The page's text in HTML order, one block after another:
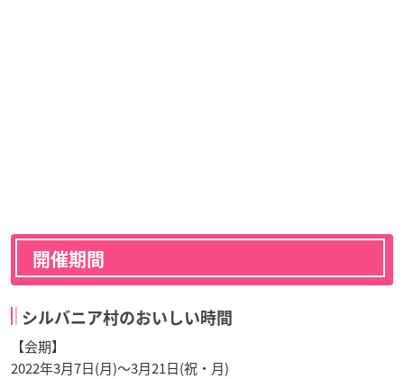
開催期間
シルバニア村のおいしい時間
【会期】
2022年3月7日(月)～3月21日(祝・月)